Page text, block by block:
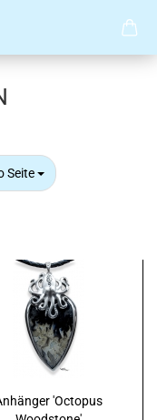
Seite
'Octopus